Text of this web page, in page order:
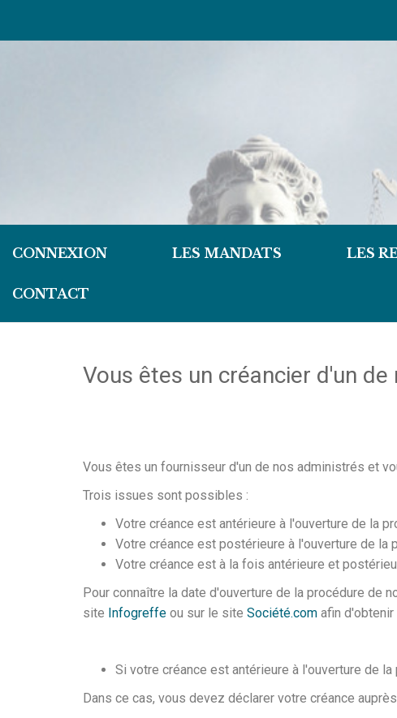
CONNEXION LES MANDATS LES
CONTACT
Vous êtes un créancier d'un
Vous êtes un fournisseur d'un de nos administrés et
Trois issues sont possibles :
Votre créance est antérieure à l'ouverture de la
Votre créance est postérieure à l'ouverture de la
Votre créance est à la fois antérieure et
Pour connaître la date d'ouverture de la procédure de
site Infogreffe ou sur le site Société.com afin
Si votre créance est antérieure à l'ouverture de la
Dans ce cas, vous devez déclarer votre créance